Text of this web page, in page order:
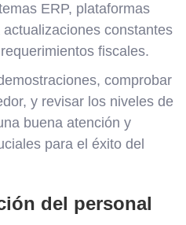
ERP, plataformas
constantes
fiscales.
comprobar
y revisar los niveles de
buena atención y
para el éxito del
del personal